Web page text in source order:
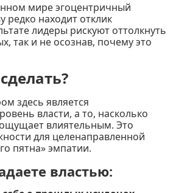
мире эгоцентричный
редко находит отклик
лидеры рискуют оттолкнуть
так и не осознав, почему это
здесь является
власти, а то, насколько
влиятельным. Это
для целенаправленной
пятна» эмпатии.
властью: